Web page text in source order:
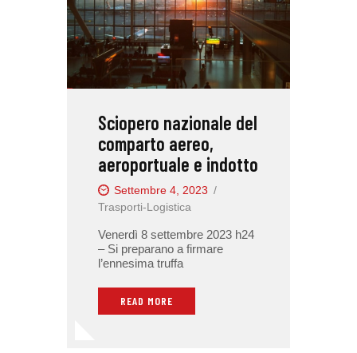
Sciopero nazionale del
comparto aereo,
aeroportuale e indotto
Settembre 4, 2023
Trasporti-Logistica
Venerdì 8 settembre 2023 h24
– Si preparano a firmare
l’ennesima truffa
READ MORE